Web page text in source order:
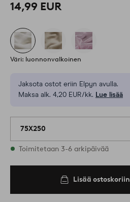
14,99 EUR
Väri: luonnonvalkoinen
Jaksota ostot eriin Elpyn avulla.
Maksa alk. 4,20 EUR/kk. Lue lisää
75X250
Varastossa
Toimitetaan 3-6 arkipäivää
Lisää ostoskoriin